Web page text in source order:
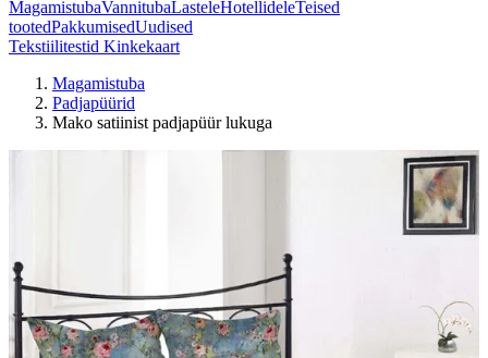
MagamistubaVannitubaLasteleHotellideleTeised
tootedPakkumisedUudised
Tekstiilitestid Kinkekaart
Magamistuba
Padjapüürid
Mako satiinist padjapüür lukuga